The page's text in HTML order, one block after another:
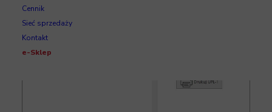
Cennik
Sieć sprzedaży
Kontakt
e-Sklep